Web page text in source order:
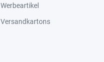
Werbeartikel
Versandkartons